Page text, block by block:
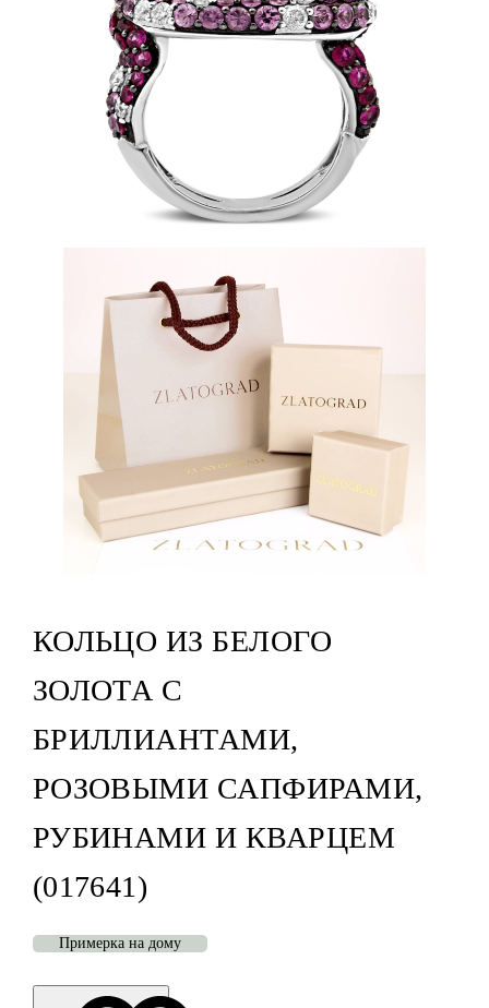
КОЛЬЦО ИЗ БЕЛОГО
ЗОЛОТА С
БРИЛЛИАНТАМИ,
РОЗОВЫМИ САПФИРАМИ,
РУБИНАМИ И КВАРЦЕМ
(017641)
Примерка на дому